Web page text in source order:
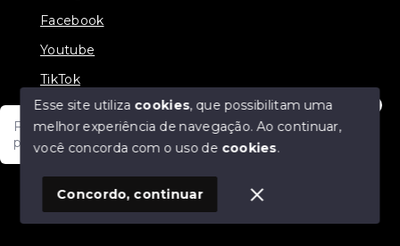
Fale com um de nossos consultores! Estamos
prontos para atende-lo e orienta-lo!
Facebook
Youtube
TikTok
© Copyright 2026 - JDF NEGOCIOS IMOBILIARIOS -
SITE PARA IMOBILIARIA
Esse site utiliza cookies, que possibilitam uma
melhor experiência de navegação.Ao continuar,
você concorda com o uso de cookies.
Concordo, continuar